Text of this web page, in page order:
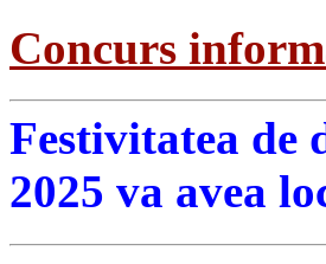
Concurs
Festivitatea de
2025 va avea